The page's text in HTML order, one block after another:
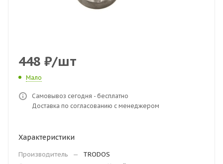
448 ₽/шт
Мало
Самовывоз сегодня - бесплатно
Доставка по согласованию с менеджером
Характеристики
Производитель —
TRODOS